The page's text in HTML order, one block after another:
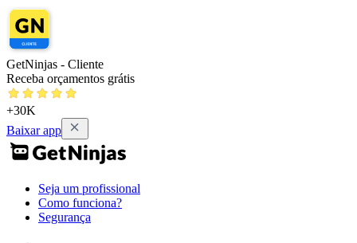
GetNinjas - Cliente
Receba orçamentos grátis
+30K
Baixar app
Seja um profissional
Como funciona?
Segurança